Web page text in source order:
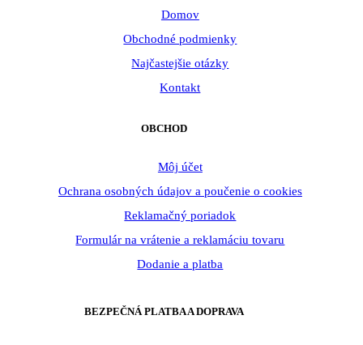
Domov
Obchodné podmienky
Najčastejšie otázky
Kontakt
OBCHOD
Môj účet
Ochrana osobných údajov a poučenie o cookies
Reklamačný poriadok
Formulár na vrátenie a reklamáciu tovaru
Dodanie a platba
BEZPEČNÁ PLATBA A DOPRAVA